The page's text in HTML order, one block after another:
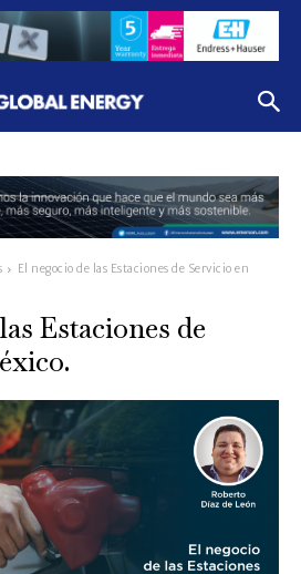
El negocio de las Estaciones de Servicio en
Estaciones de